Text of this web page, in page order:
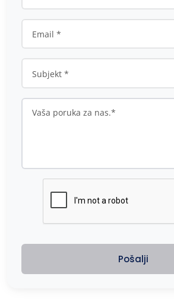
Pošalji